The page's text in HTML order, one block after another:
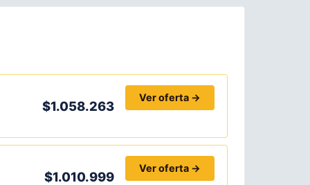
$1.058.263
Ver oferta →
$1.010.999
Ver oferta →